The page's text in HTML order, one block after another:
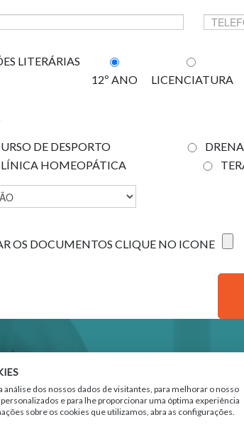
LITERÁRIAS
12º ANO
LICENCIATURA
DE DESPORTO
HOMEOPÁTICA
OS DOCUMENTOS CLIQUE NO ICONE
QUER
análise dos nossos dados de visitantes, para melhorar o nosso
e para lhe proporcionar uma óptima experiência
sobre os cookies que utilizamos, abra as configurações.